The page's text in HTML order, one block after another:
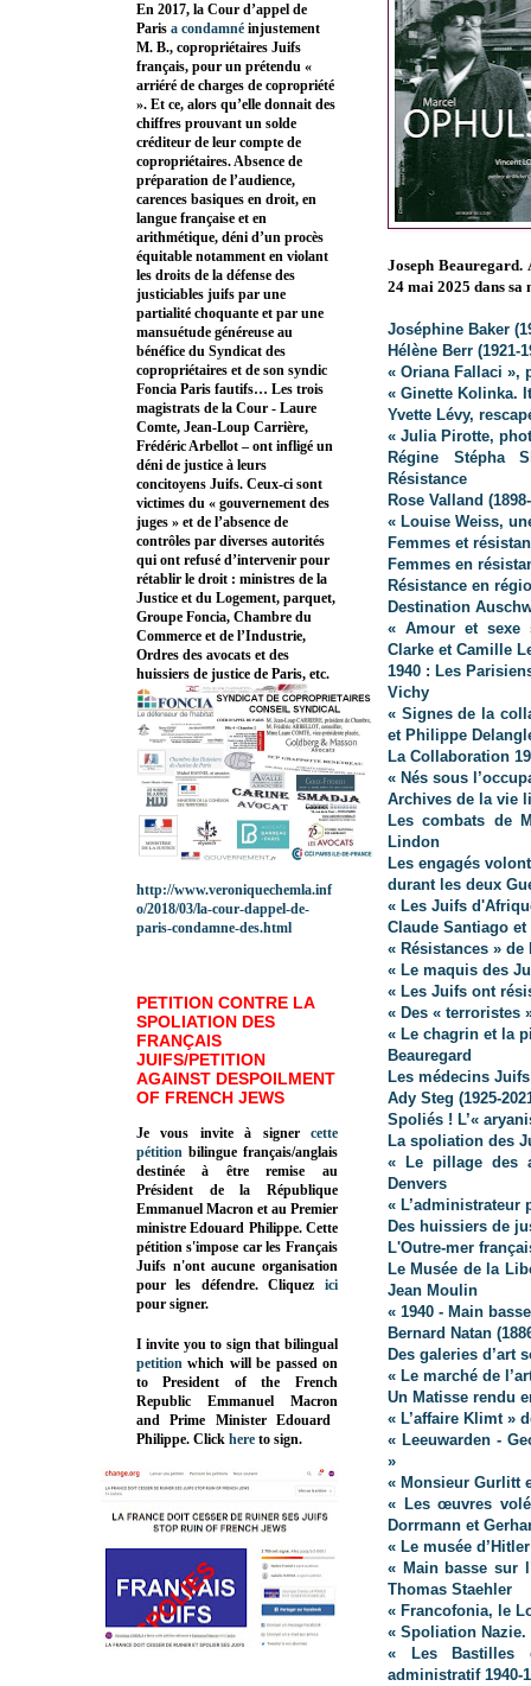
Joseph
24 mai 2025 dans sa
Joséphine Baker
Hélène Berr (1921-
« Oriana Fallaci »,
« Ginette Kolinka.
Yvette Lévy,
« Julia Pirotte,
Régine Stépha
Résistance
Rose Valland
« Louise Weiss,
Femmes et
Femmes en
Résistance en
Destination
« Amour et sexe
Clarke et Camille
1940 : Les
Vichy
« Signes de la
et Philippe
La Collaboration
« Nés sous
Archives de la vie
Les combats de
Lindon
Les engagés
durant les deux
« Les Juifs
Claude Santiago
« Résistances » de
« Le maquis des
« Les Juifs ont
« Des « terroristes
« Le chagrin et la
Beauregard
Les médecins
Ady Steg (1925-
Spoliés ! L’«
La spoliation des
« Le pillage des
Denvers
« L’administrateur
Des huissiers de
L'Outre-mer
Le Musée de la
Jean Moulin
« 1940 - Main
Bernard Natan
Des galeries d’art
« Le marché de
Un Matisse rendu
« L’affaire Klimt »
« Leeuwarden -
»
« Monsieur Gurlitt
« Les œuvres
Dorrmann et
« Le musée
« Main basse sur
Thomas Staehler
« Francofonia, le
« Spoliation
« Les Bastilles
administratif 1940-
En 2017, la Cour d’appel de
Paris a condamné injustement
M. B., copropriétaires Juifs
français, pour un prétendu «
arriéré de charges de copropriété
». Et ce, alors qu’elle donnait des
chiffres prouvant un solde
créditeur de leur compte de
copropriétaires. Absence de
préparation de l’audience,
carences basiques en droit, en
langue française et en
arithmétique, déni d’un procès
équitable notamment en violant
les droits de la défense des
justiciables juifs par une
partialité choquante et par une
mansuétude généreuse au
bénéfice du Syndicat des
copropriétaires et de son syndic
Foncia Paris fautifs… Les trois
magistrats de la Cour - Laure
Comte, Jean-Loup Carrière,
Frédéric Arbellot – ont infligé un
déni de justice à leurs
concitoyens Juifs. Ceux-ci sont
victimes du « gouvernement des
juges » et de l’absence de
contrôles par diverses autorités
qui ont refusé d’intervenir pour
rétablir le droit : ministres de la
Justice et du Logement, parquet,
Groupe Foncia, Chambre du
Commerce et de l’Industrie,
Ordres des avocats et des
huissiers de justice de Paris, etc.
http://www.veroniquechemla.inf
o/2018/03/la-cour-dappel-de-
paris-condamne-des.html
PETITION CONTRE LA
SPOLIATION DES
FRANÇAIS
JUIFS/PETITION
AGAINST DESPOILMENT
OF FRENCH JEWS
Je vous invite à signer cette
pétition bilingue français/anglais
destinée à être remise au
Président de la République
Emmanuel Macron et au Premier
ministre Edouard Philippe. Cette
pétition s'impose car les Français
Juifs n'ont aucune organisation
pour les défendre. Cliquez
ici
pour signer.
I invite you to sign that bilingual
petition which will be passed on
to President of the French
Republic Emmanuel Macron
and Prime MinisterEdouard
Philippe. Click here to sign.